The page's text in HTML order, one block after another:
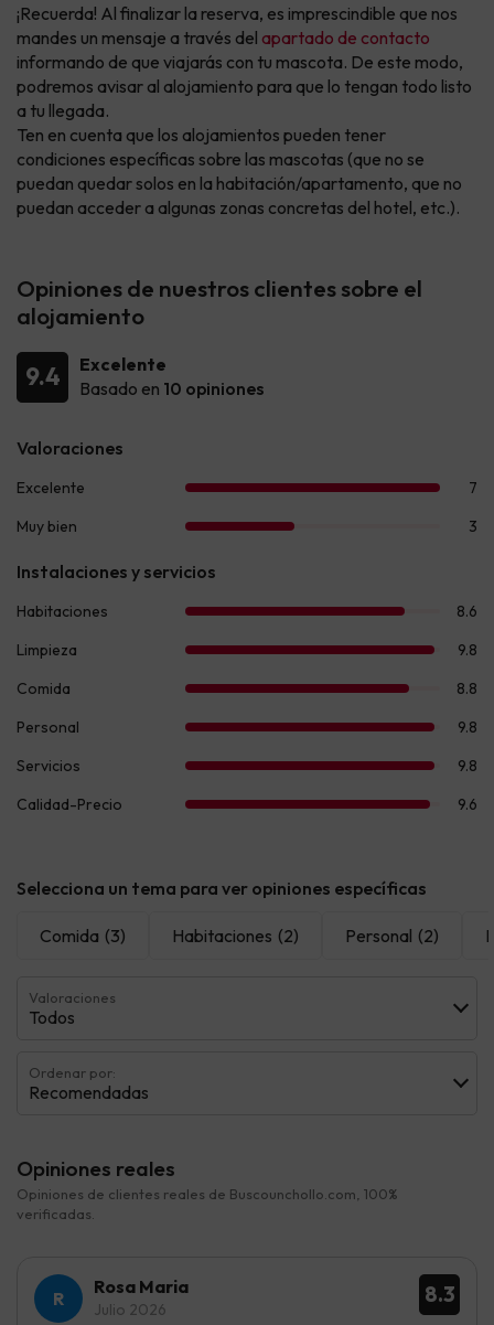
¡Recuerda! Al finalizar la reserva, es imprescindible que nos
mandes un mensaje a través del apartado de contacto
informando de que viajarás con tu mascota. De este modo,
podremos avisar al alojamiento para que lo tengan todo listo
a tu llegada.
Ten en cuenta que los alojamientos pueden tener
condiciones específicas sobre las mascotas (que no se
puedan quedar solos en la habitación/apartamento, que no
puedan acceder a algunas zonas concretas del hotel, etc.).
Opiniones de nuestros clientes sobre el
alojamiento
9.4
Excelente
Basado en 10 opiniones
Selecciona un tema para ver opiniones específicas
Comida (3) Habitaciones (2) Personal (2)
Valoraciones
Todos
Ordenar por:
Recomendadas
Opiniones reales
Opiniones de clientes reales de Buscounchollo.com, 100%
verificadas.
8.3
Rosa Maria
Julio 2026